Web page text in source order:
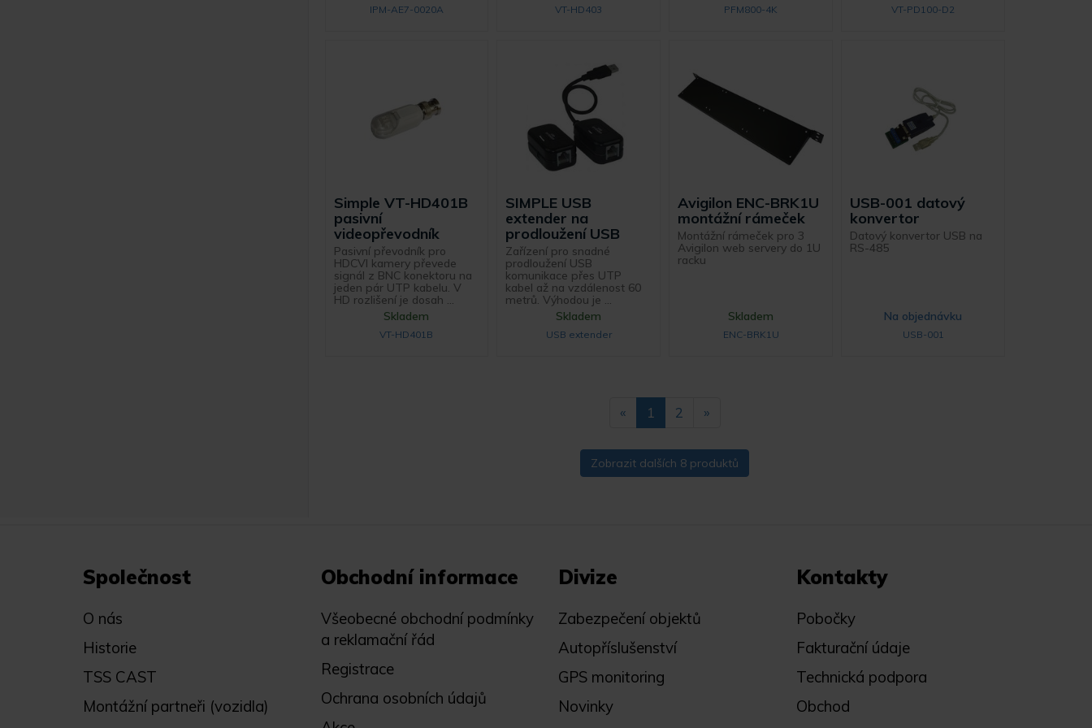
IPM-AE7-0020A VT-HD403 PFM800-4K VT-PD100-D2
Simple VT-HD401B
pasivní
videopřevodník
Pasivní převodník pro
HDCVI kamery převede
signál z BNC konektoru na
jeden pár UTP kabelu. V
HD rozlišení je dosah ...
Skladem
VT-HD401B
SIMPLE USB
extender na
prodloužení USB
Zařízení pro snadné
prodloužení USB
komunikace přes UTP
kabel až na vzdálenost 60
metrů. Výhodou je ...
Skladem
USB extender
Avigilon ENC-BRK1U
montážní rámeček
Montážní rámeček pro 3
Avigilon web servery do 1U
racku
Skladem
ENC-BRK1U
USB-001 datový
konvertor
Datový konvertor USB na
RS-485
Na objednávku
USB-001
« 1 2 »
Zobrazit dalších 8 produktů
Společnost
O nás
Historie
TSS CAST
Montážní partneři (vozidla)
Obchodní informace
Všeobecné obchodní podmínky
a reklamační řád
Registrace
Ochrana osobních údajů
Divize
Zabezpečení objektů
Autopříslušenství
GPS monitoring
Novinky
Kontakty
Pobočky
Fakturační údaje
Technická podpora
Obchod